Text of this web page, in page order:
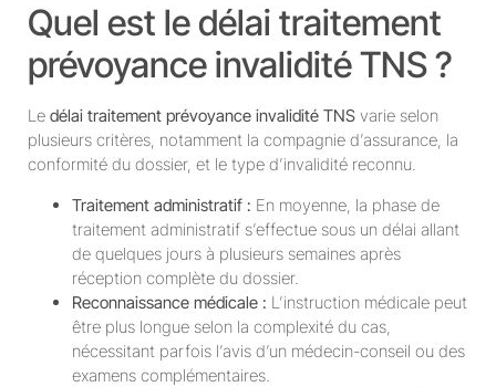
Quel est le délai traitement
prévoyance invalidité TNS ?
Le délai traitement prévoyance invalidité TNS varie selon
plusieurs critères, notamment la compagnie d’assurance, la
conformité du dossier, et le type d’invalidité reconnu.
Traitement administratif : En moyenne, la phase de
traitement administratif s’effectue sous un délai allant
de quelques jours à plusieurs semaines après
réception complète du dossier.
Reconnaissance médicale : L’instruction médicale peut
être plus longue selon la complexité du cas,
nécessitant parfois l’avis d’un médecin-conseil ou des
examens complémentaires.